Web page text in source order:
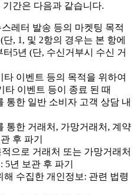
간은 다음과 같습니다.
레터 발송 등의 마켓팅 목적
, 1, 및 2항의 경우는 본 항에
5년 (단, 수신거부시 수신 거
이벤트 등의 목적을 위하여
타 이벤트 등이 종료 된 때
통한 일반 소비자 고객 상담 내
통한 거래처, 가망거래처, 계약
후 파기
으로 거래처 또는 가망거래처
년 보관 후 파기
수집한 개인정보: 관련 법령